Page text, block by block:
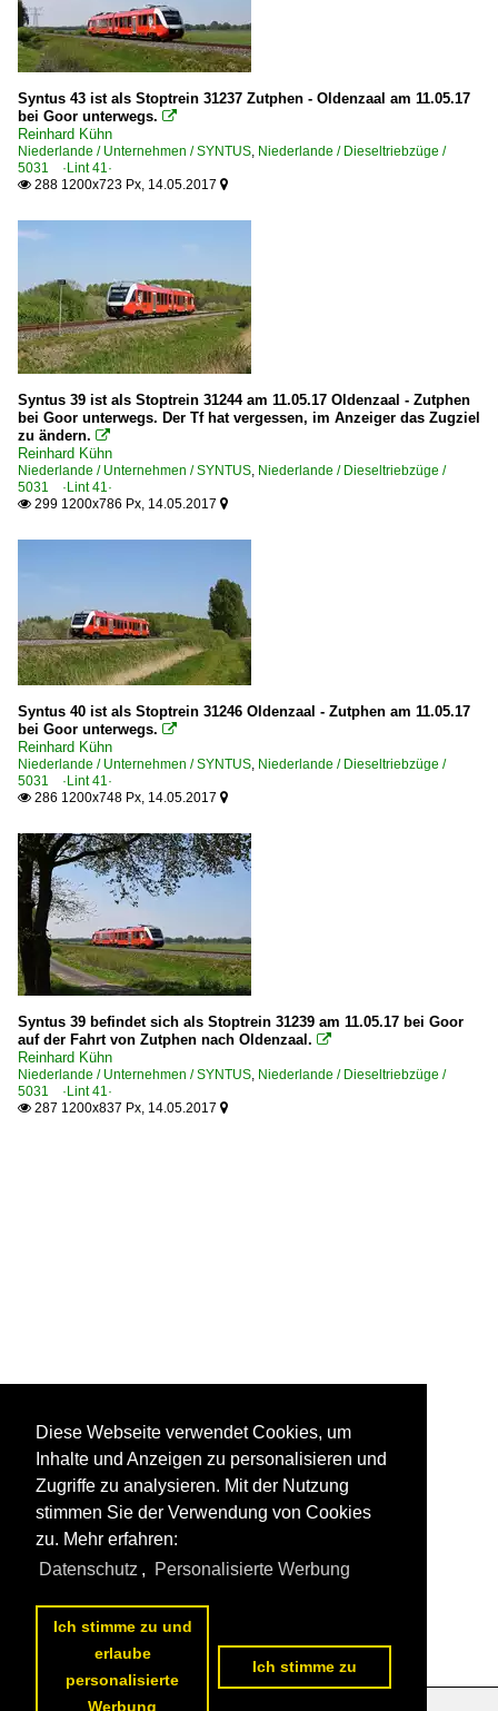
Syntus 43 ist als Stoptrein 31237 Zutphen - Oldenzaal am 11.05.17
bei Goor unterwegs. 
Reinhard Kühn
Niederlande / Unternehmen / SYNTUS, Niederlande / Dieseltriebzüge /
5031 ·Lint 41·
 288 1200x723 Px, 14.05.2017 
Syntus 39 ist als Stoptrein 31244 am 11.05.17 Oldenzaal - Zutphen
bei Goor unterwegs. Der Tf hat vergessen, im Anzeiger das Zugziel
zu ändern. 
Reinhard Kühn
Niederlande / Unternehmen / SYNTUS, Niederlande / Dieseltriebzüge /
5031 ·Lint 41·
 299 1200x786 Px, 14.05.2017 
Syntus 40 ist als Stoptrein 31246 Oldenzaal - Zutphen am 11.05.17
bei Goor unterwegs. 
Reinhard Kühn
Niederlande / Unternehmen / SYNTUS, Niederlande / Dieseltriebzüge /
5031 ·Lint 41·
 286 1200x748 Px, 14.05.2017 
Syntus 39 befindet sich als Stoptrein 31239 am 11.05.17 bei Goor
auf der Fahrt von Zutphen nach Oldenzaal. 
Reinhard Kühn
Niederlande / Unternehmen / SYNTUS, Niederlande / Dieseltriebzüge /
5031 ·Lint 41·
 287 1200x837 Px, 14.05.2017 
Diese Webseite verwendet Cookies, um
Inhalte und Anzeigen zu personalisieren und
Zugriffe zu analysieren. Mit der Nutzung
stimmen Sie der Verwendung von Cookies
zu. Mehr erfahren:
Datenschutz , Personalisierte Werbung
Ich stimme zu und
erlaube
personalisierte
Werbung
Ich stimme zu